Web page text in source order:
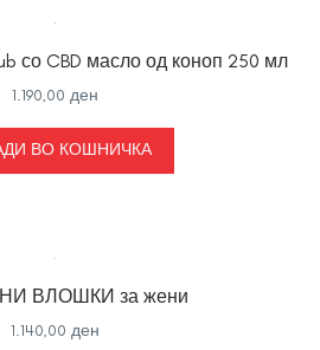
со CBD масло од коноп 250 мл
1.190,00 ден
ВО КОШНИЧКА
ВЛОШКИ за жени
1.140,00 ден